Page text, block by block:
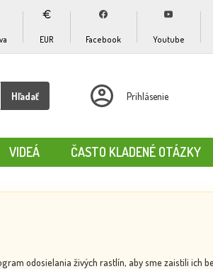
EUR Facebook Youtube
Hľadať Prihlásenie
VIDEÁ ČASTO KLADENÉ OTÁZKY
odosielania živých rastlín, aby sme zaistili ich